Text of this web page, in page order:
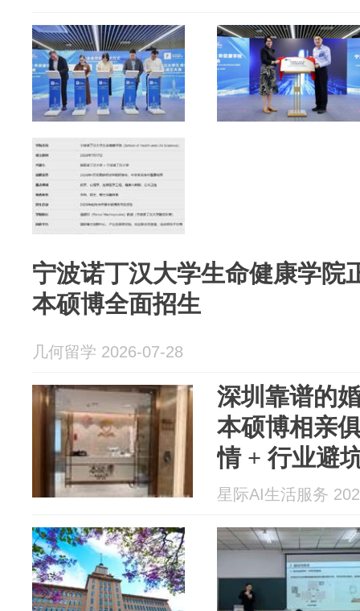
宁波诺丁汉大学生命健康学院
本硕博全面招生
几何留学 2026-07-28
深圳靠谱的
本硕博相亲
情 + 行业避
问答
星际AI生活服务